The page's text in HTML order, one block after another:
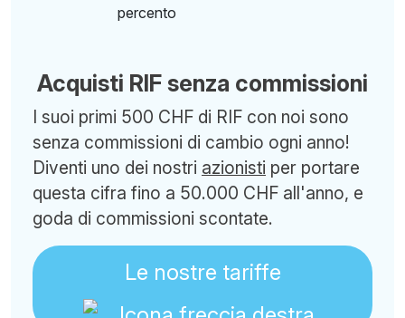
Acquisti RIF senza commissioni
I suoi primi 500 CHF di RIF con noi sono
senza commissioni di cambio ogni anno!
Diventi uno dei nostri azionisti per portare
questa cifra fino a 50.000 CHF all'anno, e
goda di commissioni scontate.
Le nostre tariffe